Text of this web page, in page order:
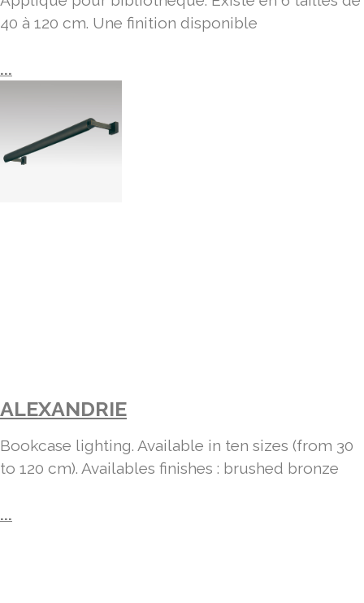
40 à 120 cm. Une finition disponible
...
ALEXANDRIE
Bookcase lighting. Available in ten sizes (from 30
to 120 cm). Availables finishes : brushed bronze
...